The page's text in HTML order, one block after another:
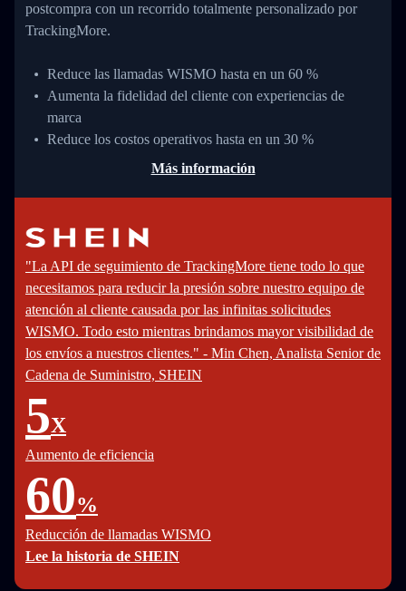
postcompra con un recorrido totalmente personalizado por
TrackingMore.
Reduce las llamadas WISMO hasta en un 60 %
Aumenta la fidelidad del cliente con experiencias de
marca
Reduce los costos operativos hasta en un 30 %
Más información
"La API de seguimiento de TrackingMore tiene todo lo que
necesitamos para reducir la presión sobre nuestro equipo de
atención al cliente causada por las infinitas solicitudes
WISMO. Todo esto mientras brindamos mayor visibilidad de
los envíos a nuestros clientes." - Min Chen, Analista Senior de
Cadena de Suministro, SHEIN
5X
Aumento de eficiencia
60%
Reducción de llamadas WISMO
Lee la historia de SHEIN